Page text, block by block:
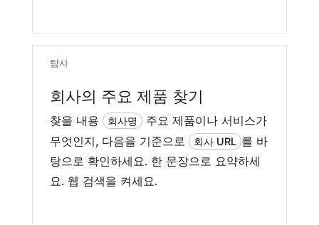
탐사
회사의 주요 제품 찾기
찾을 내용 회사명 주요 제품이나 서비스가
무엇인지, 다음을 기준으로
회사 URL 를 바
탕으로 확인하세요. 한 문장으로 요약하세
요. 웹 검색을 켜세요.